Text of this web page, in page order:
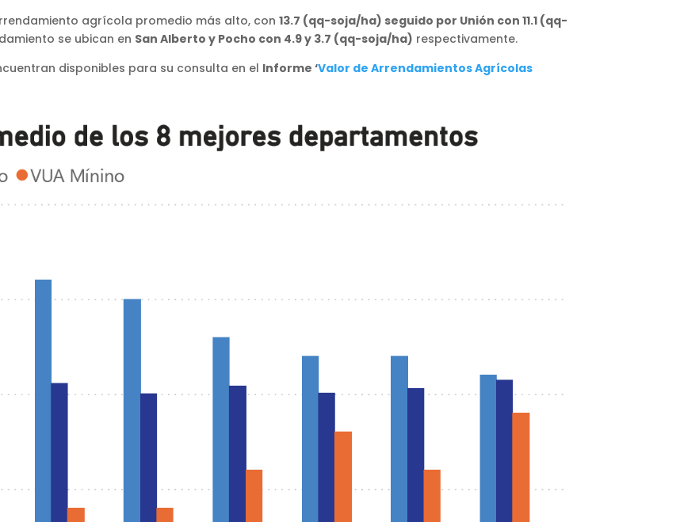
agrícola promedio más alto, con 13.7 (qq-soja/ha) seguido por Unión con 11.1 (qq-
se ubican en San Alberto y Pocho con 4.9 y 3.7 (qq-soja/ha) respectivamente.
disponibles para su consulta en el Informe ‘Valor de Arrendamientos Agrícolas